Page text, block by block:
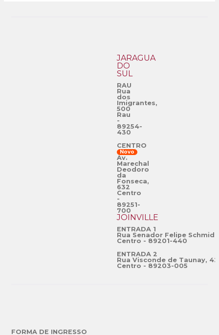
JARAGUÁ
DO
SUL
RAU
Rua
dos
Imigrantes,
500
Rau
-
89254-
430
CENTRO
Novo
Av.
Marechal
Deodoro
da
Fonseca,
632
Centro
-
89251-
700
JOINVILLE
ENTRADA 1
Rua Senador Felipe
Centro - 89201-440
ENTRADA 2
Rua Visconde de Taunay,
Centro - 89203-005
FORMA DE INGRESSO